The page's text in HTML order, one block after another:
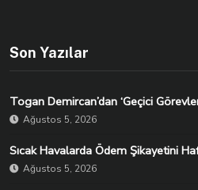
Son Yazılar
Togan Demircan’dan ‘Geçici
Ağustos 5, 2026
Sıcak Havalarda Ödem Şikayetini
Ağustos 5, 2026